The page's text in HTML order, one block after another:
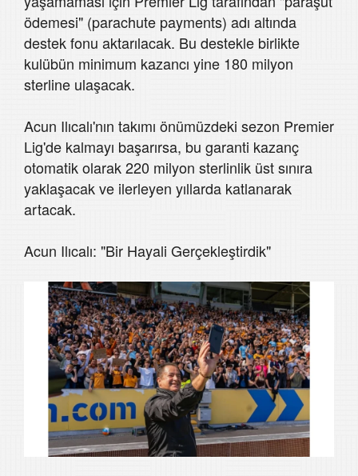
ödemesi" (parachute payments) adı altında
destek fonu aktarılacak. Bu destekle birlikte
kulübün minimum kazancı yine 180 milyon
sterline ulaşacak.
Acun Ilıcalı'nın takımı önümüzdeki sezon Premier
Lig'de kalmayı başarırsa, bu garanti kazanç
otomatik olarak 220 milyon sterlinlik üst sınıra
yaklaşacak ve ilerleyen yıllarda katlanarak
artacak.
Acun Ilıcalı: "Bir Hayali Gerçekleştirdik"